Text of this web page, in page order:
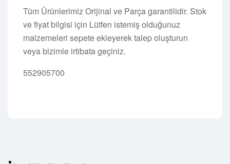
Tüm Ürünlerimiz Orijinal ve Parça garantilidir. Stok
ve fiyat bilgisi için Lütfen istemiş olduğunuz
malzemeleri sepete ekleyerek talep oluşturun
veya bizimle irtibata geçiniz.
552905700